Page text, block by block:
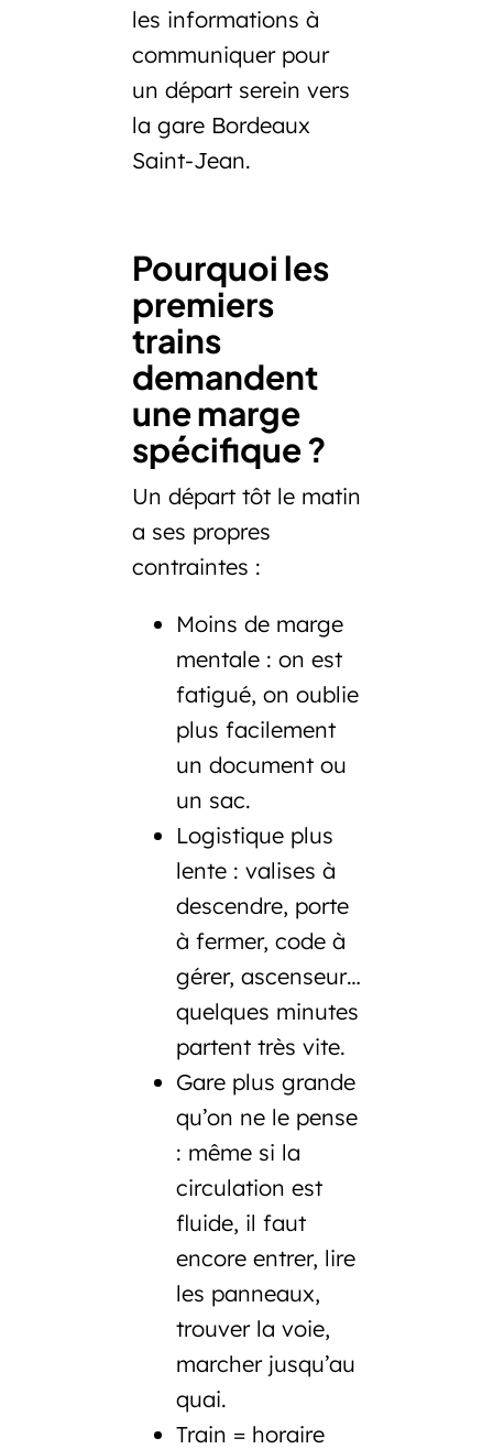
les informations à
communiquer pour
un départ serein vers
la gare Bordeaux
Saint-Jean.
Pourquoi les
premiers
trains
demandent
une marge
spécifique ?
Un départ tôt le matin
a ses propres
contraintes :
Moins de marge
mentale: on est
fatigué, on oublie
plus facilement
un document ou
un sac.
Logistique plus
lente: valises à
descendre, porte
à fermer, code à
gérer, ascenseur…
quelques minutes
partent très vite.
Gare plus grande
qu’on ne le pense
: même si la
circulation est
fluide, il faut
encore entrer, lire
les panneaux,
trouver la voie,
marcher jusqu’au
quai.
Train = horaire